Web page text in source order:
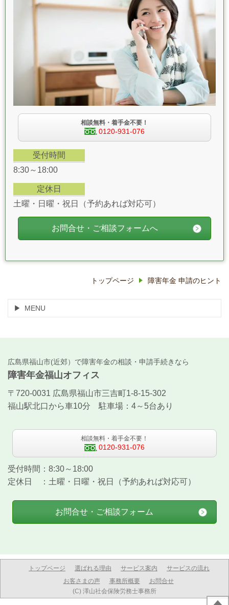
相談無料・着手金不要！
0120-931-076
受付時間
8:30～18:00
定休日
土曜・日曜・祝日（予約あれば対応可）
お問合せ・ご相談フォームへ
トップページ 障害年金 申請のヒント
MENU
広島県福山市(近郊）で障害年金の相談・申請手続きなら
障害年金福山オフィス
〒720-0031 広島県福山市三吉町1-8-15-302
福山駅北口から車10分 駐車場：4～5台あり
相談無料・着手金不要！
0120-931-076
受付時間：8:30～18:00
定休日 ：土曜・日曜・祝日（予約あれば対応可）
お問合せ・ご相談フォーム
(C) 澤山社会保険労務士事務所
トップページ 選ばれる理由 サービス案内
サービスの流れ
お客さまの声
事務所概要 お問合せ